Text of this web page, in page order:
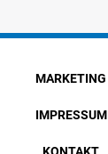
MARKETING
IMPRESSUM